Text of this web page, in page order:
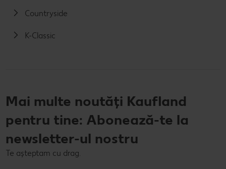
Countryside
K-Classic
Mai multe noutăți Kaufland
pentru tine: Abonează-te la
newsletter-ul nostru
Te așteptam cu drag.